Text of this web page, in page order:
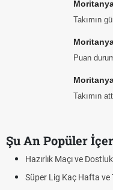
Takımın
Puan
Takımın
Şu An Popüler
Hazırlık Maçı ve
Süper Lig Kaç Hafta ve